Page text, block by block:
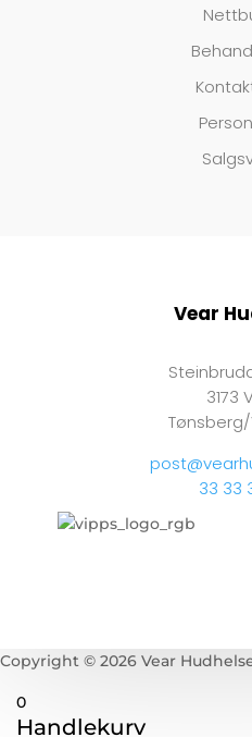
Vear
3173
33 33
Copyright © 2026 Vear
0
Handlekurv